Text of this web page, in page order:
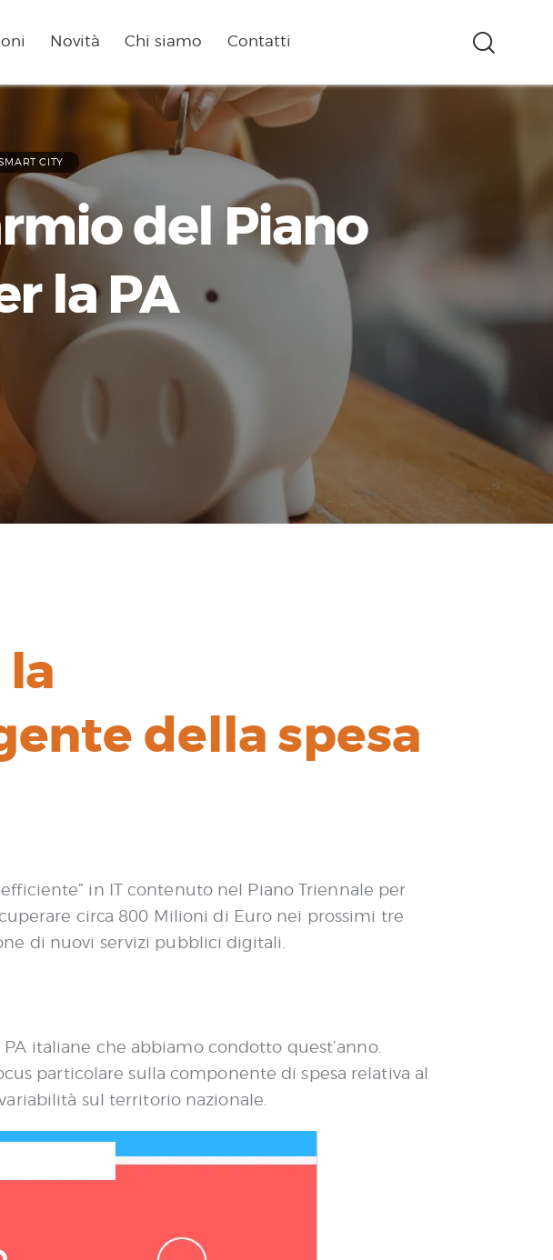
Novità Chi siamo Contatti
CITY
del Piano
la PA
della spesa
in IT contenuto nel Piano Triennale per
circa 800 Milioni di Euro nei prossimi tre
di nuovi servizi pubblici digitali.
italiane che abbiamo condotto quest’anno.
particolare sulla componente di spesa relativa al
sul territorio nazionale.